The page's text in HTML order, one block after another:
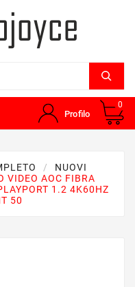
Profilo
0
NUOVI
VIDEO AOC FIBRA
1.2 4K60HZ
50